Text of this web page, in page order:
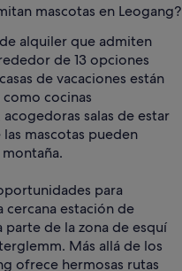
mascotas en Leogang?
de alquiler que admiten
de 13 opciones
de vacaciones están
cocinas
salas de estar
mascotas pueden
para
cercana estación de
de la zona de esquí
Más allá de los
ofrece hermosas rutas